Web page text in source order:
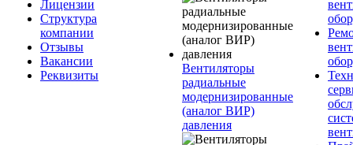
Лицензии
Структура
компании
Отзывы
Вакансии
Реквизиты
Вентиляторы
радиальные
модернизированные
(аналог ВИР)
давления